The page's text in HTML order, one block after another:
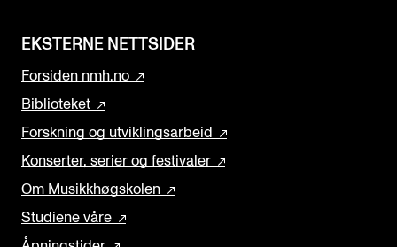
EKSTERNE NETTSIDER
Forsiden nmh.no
Biblioteket
Forskning og utviklingsarbeid
Konserter, serier og festivaler
Om Musikkhøgskolen
Studiene våre